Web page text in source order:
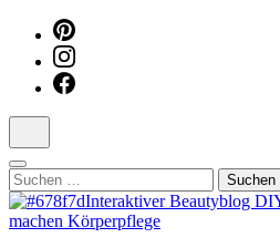
Suchen
nach: